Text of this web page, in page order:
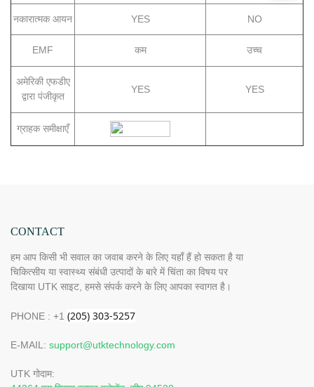
नकारात्मक आयन YES NO
EMF कम उच्च
अमेरिकी एफडीए
द्वारा पंजीकृत
YES YES
ग्राहक समीक्षाएँ
CONTACT
हम आप किसी भी सवाल का जवाब करने के लिए यहाँ हैं हो सकता है या
चिकित्सीय या स्वास्थ्य संबंधी उत्पादों के बारे में चिंता का विषय पर
दिखाया UTK साइट, हमसे संपर्क करने के लिए आपका स्वागत है।
PHONE : +1
E-MAIL: support@utktechnology.com
UTK गोदाम: